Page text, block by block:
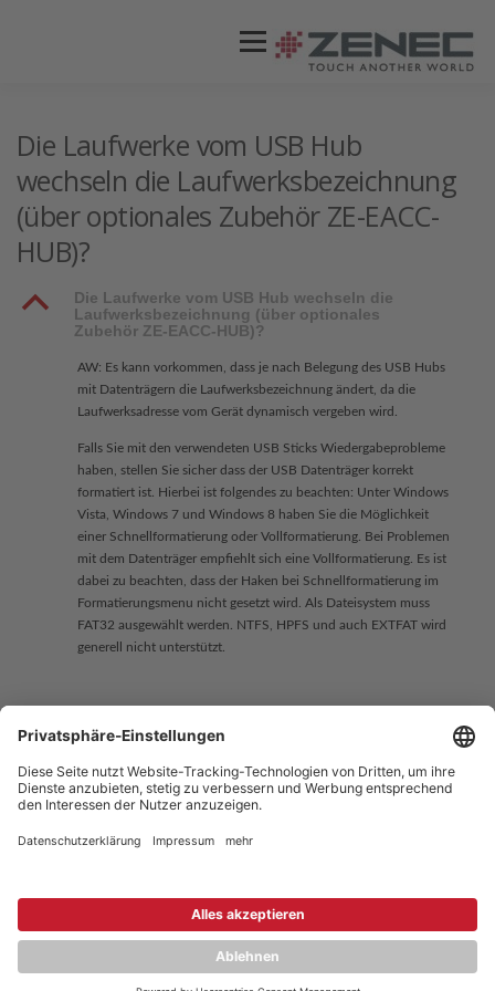
Menü
STORES / HÄNDLER SUPPORT
Die Laufwerke vom USB Hub
wechseln die Laufwerksbezeichnung
(über optionales Zubehör ZE-EACC-
HUB)?
B
Die Laufwerke vom USB Hub wechseln die
Laufwerksbezeichnung (über optionales
Zubehör ZE-EACC-HUB)?
AW: Es kann vorkommen, dass je nach Belegung des USB Hubs
mit Datenträgern die Laufwerksbezeichnung ändert, da die
Laufwerksadresse vom Gerät dynamisch vergeben wird.
Falls Sie mit den verwendeten USB Sticks Wiedergabeprobleme
haben, stellen Sie sicher dass der USB Datenträger korrekt
formatiert ist. Hierbei ist folgendes zu beachten: Unter Windows
Vista, Windows 7 und Windows 8 haben Sie die Möglichkeit
einer Schnellformatierung oder Vollformatierung. Bei Problemen
mit dem Datenträger empfiehlt sich eine Vollformatierung. Es ist
dabei zu beachten, dass der Haken bei Schnellformatierung im
Formatierungsmenu nicht gesetzt wird. Als Dateisystem muss
FAT32 ausgewählt werden. NTFS, HPFS und auch EXTFAT wird
generell nicht unterstützt.
Copyright © 2026 ZENEC
Impressum,
YouTube,
Facebook
Dokumente zur Produktkonformität
Documents